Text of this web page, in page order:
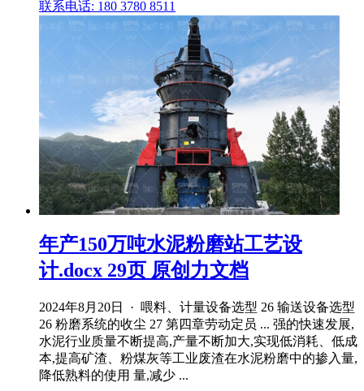
联系电话: 180 3780 8511
年产150万吨水泥粉磨站工艺设
计.docx 29页 原创力文档
2024年8月20日 · 喂料、计量设备选型 26 输送设备选型
26 粉磨系统的收尘 27 第四章劳动定员 ... 强的快速发展,
水泥行业质量不断提高,产量不断加大,实现低消耗、低成
本,提高矿渣、粉煤灰等工业废渣在水泥粉磨中的掺入量,
降低熟料的使用 量,减少 ...